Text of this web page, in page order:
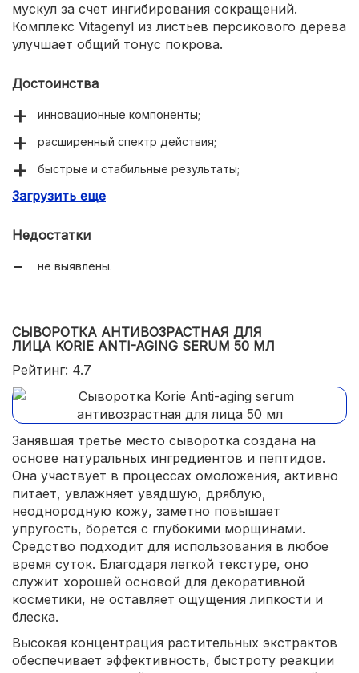
мускул за счет ингибирования сокращений.
Комплекс Vitagenyl из листьев персикового дерева
улучшает общий тонус покрова.
Достоинства
инновационные компоненты;
расширенный спектр действия;
быстрые и стабильные результаты;
презентабельная упаковка.
Загрузить еще
Недостатки
не выявлены.
СЫВОРОТКА АНТИВОЗРАСТНАЯ ДЛЯ
ЛИЦА KORIE ANTI-AGING SERUM 50 МЛ
Рейтинг: 4.7
Занявшая третье место сыворотка создана на
основе натуральных ингредиентов и пептидов.
Она участвует в процессах омоложения, активно
питает, увлажняет увядшую, дряблую,
неоднородную кожу, заметно повышает
упругость, борется с глубокими морщинами.
Средство подходит для использования в любое
время суток. Благодаря легкой текстуре, оно
служит хорошей основой для декоративной
косметики, не оставляет ощущения липкости и
блеска.
Высокая концентрация растительных экстрактов
обеспечивает эффективность, быстроту реакции